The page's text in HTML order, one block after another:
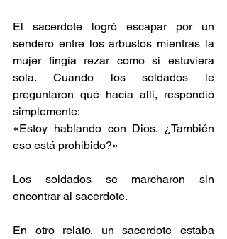
El sacerdote logró escapar por un
sendero entre los arbustos mientras la
mujer fingía rezar como si estuviera
sola. Cuando los soldados le
preguntaron qué hacía allí, respondió
simplemente:
«Estoy hablando con Dios. ¿También
eso está prohibido?»
Los soldados se marcharon sin
encontrar al sacerdote.
En otro relato, un sacerdote estaba